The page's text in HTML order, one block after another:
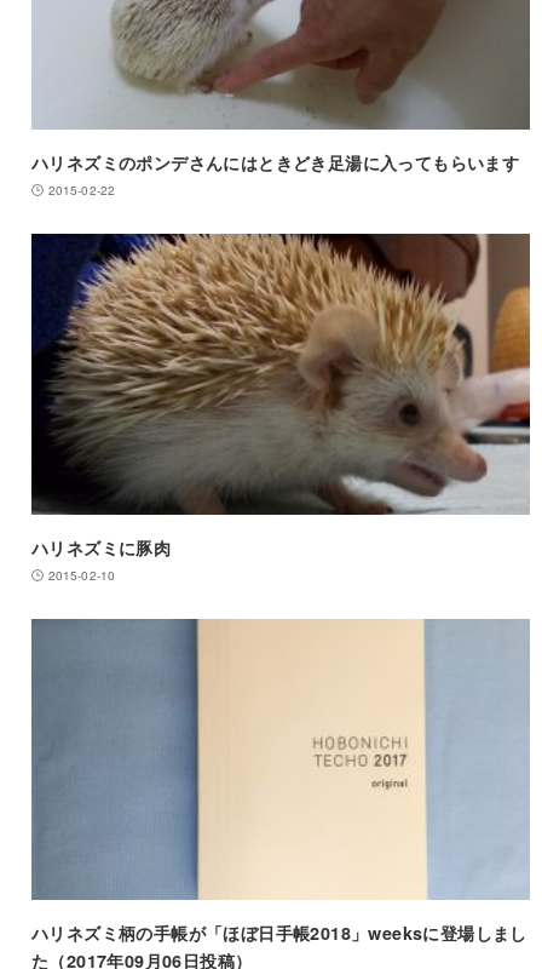
ハリネズミのポンデさんにはときどき足湯に入ってもらいます
2015-02-22
ハリネズミに豚肉
2015-02-10
ハリネズミ柄の手帳が「ほぼ日手帳2018」weeksに登場しまし
た（2017年09月06日投稿）